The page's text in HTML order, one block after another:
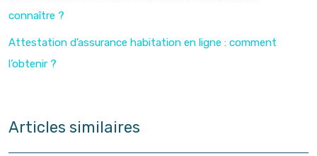
connaître ?
Attestation d’assurance habitation en ligne : comment
l’obtenir ?
Articles similaires